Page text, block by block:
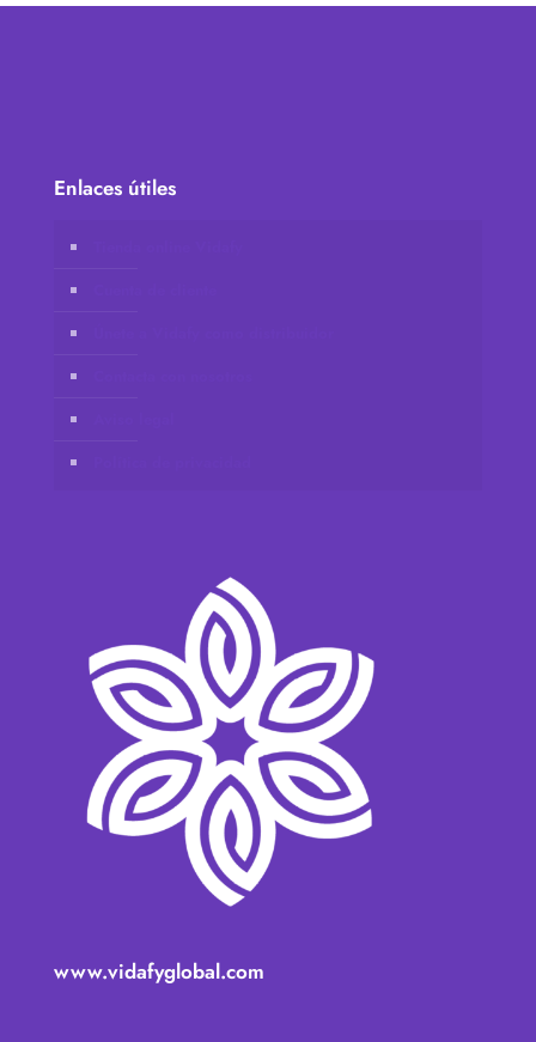
Enlaces útiles
www.vidafyglobal.com